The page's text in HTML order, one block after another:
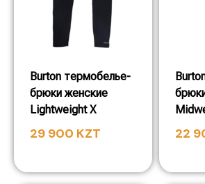
Burton термобелье-
брюки женские
Lightweight X
29 900 KZT 22